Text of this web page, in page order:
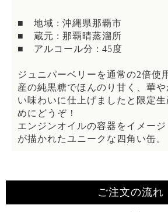
■ 地域 : 沖縄県那覇市
■ 蔵元 : 那覇晴蒸溜所
■ アルコール分 : 45度
ジュニパーベリーを通常の2倍使
産の純黒糖でほんのり甘く、華
い味わいに仕上げましたと限定
めにどうぞ！
エンジンオイルの容器をイメー
が描かれたユニークな四角い缶。
ご注文の流れ